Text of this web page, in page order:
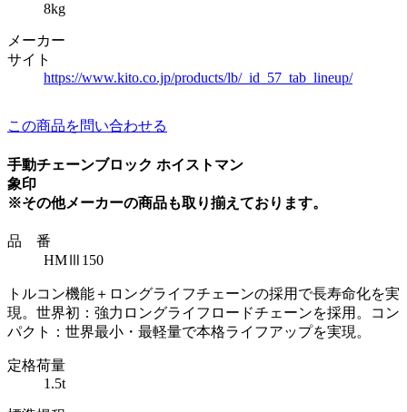
8kg
メーカー
サイト
https://www.kito.co.jp/products/lb/_id_57_tab_lineup/
この商品を問い合わせる
手動チェーンブロック ホイストマン
象印
※その他メーカーの商品も取り揃えております。
品 番
HMⅢ150
トルコン機能＋ロングライフチェーンの採用で長寿命化を実
現。世界初：強力ロングライフロードチェーンを採用。コン
パクト：世界最小・最軽量で本格ライフアップを実現。
定格荷量
1.5t